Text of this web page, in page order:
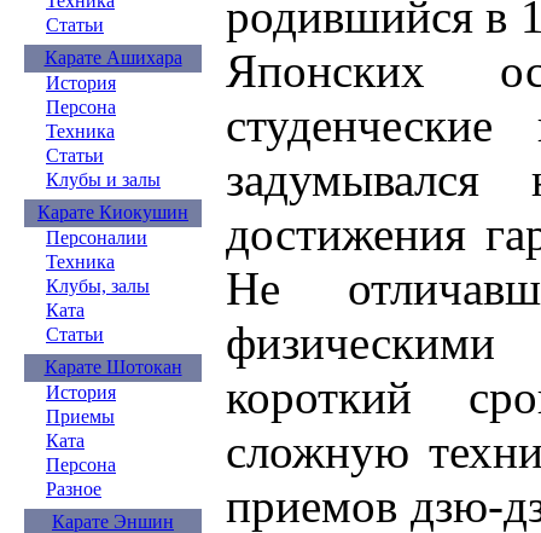
Статьи
Карате Ашихара
История
Персона
Техника
Статьи
Клубы и залы
Карате Киокушин
Персоналии
Техника
Клубы, залы
Ката
Статьи
Карате Шотокан
История
Приемы
Ката
Персона
Разное
Карате Эншин
родившийся в
Японских
задумывался
достижения
Не
короткий
сложную
приемов дзю-